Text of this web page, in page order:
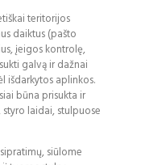
teritorijos
daiktus (pašto
įeigos kontrolę,
galvą ir dažnai
išdarkytos aplinkos.
būna prisukta ir
laidai, stulpuose
siūlome